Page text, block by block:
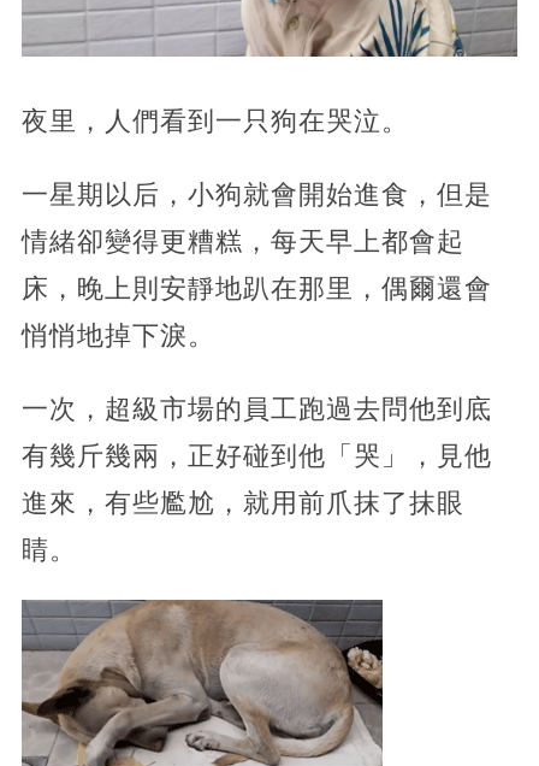
夜里，人們看到一只狗在哭泣。
一星期以后，小狗就會開始進食，但是
情緒卻變得更糟糕，每天早上都會起
床，晚上則安靜地趴在那里，偶爾還會
悄悄地掉下淚。
一次，超級市場的員工跑過去問他到底
有幾斤幾兩，正好碰到他「哭」，見他
進來，有些尷尬，就用前爪抹了抹眼
睛。